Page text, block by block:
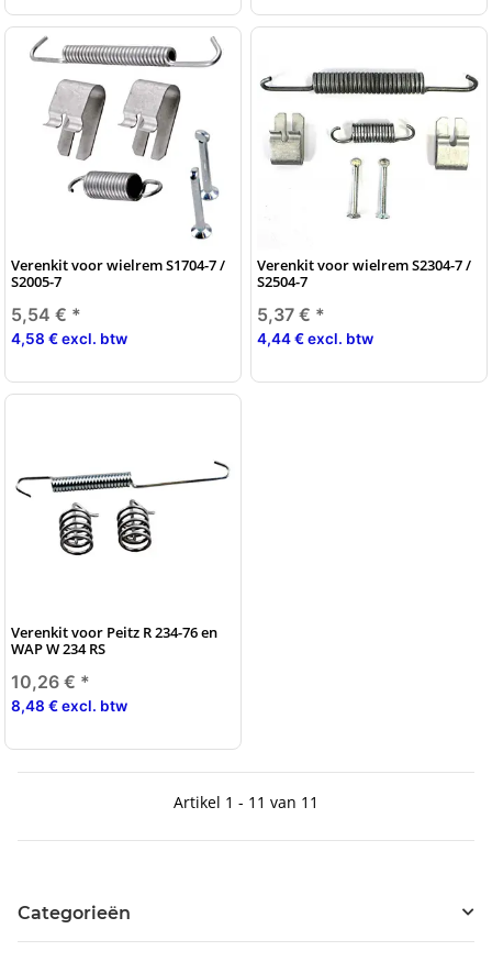
Verenkit voor wielrem S1704-7 /
S2005-7
5,54 € *
4,58 € excl. btw
Verenkit voor wielrem S2304-7 /
S2504-7
5,37 € *
4,44 € excl. btw
Verenkit voor Peitz R 234-76 en
WAP W 234 RS
10,26 € *
8,48 € excl. btw
Artikel 1 - 11 van 11
Categorieën